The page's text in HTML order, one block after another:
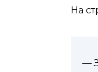
На
—